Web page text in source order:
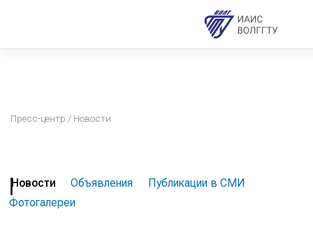
Пресс-центр / Новости
Новости Объявления
Публикации в СМИ
Фотогалереи